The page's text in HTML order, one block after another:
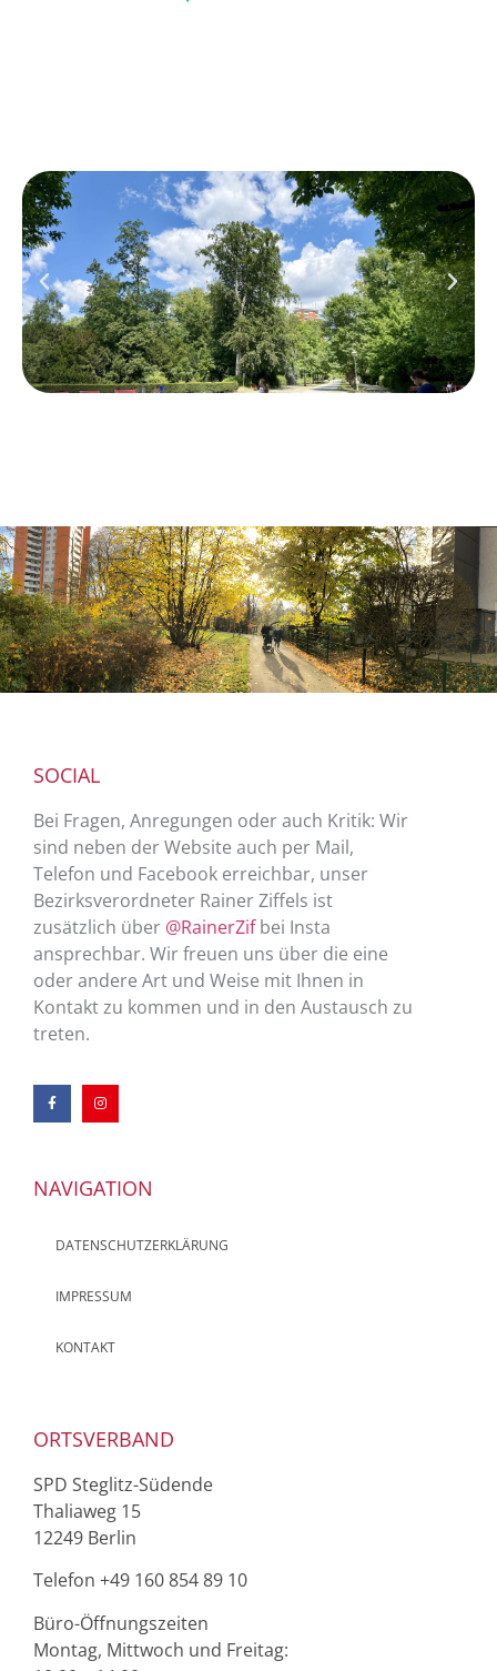
SOCIAL
Bei Fragen, Anregungen oder auch Kritik: Wir
sind neben der Website auch per Mail,
Telefon und Facebook erreichbar, unser
Bezirksverordneter Rainer Ziffels ist
zusätzlich über @RainerZifbei Insta
ansprechbar. Wir freuen uns über die eine
oder andere Art und Weise mit Ihnen in
Kontakt zu kommen und in den Austausch zu
treten.
NAVIGATION
DATENSCHUTZERKLÄRUNG
IMPRESSUM
KONTAKT
ORTSVERBAND
SPD Steglitz-Südende
Thaliaweg 15
12249 Berlin
Telefon ‭+49 160 854 89 10‬
Büro-Öffnungszeiten
Montag, Mittwoch und Freitag: